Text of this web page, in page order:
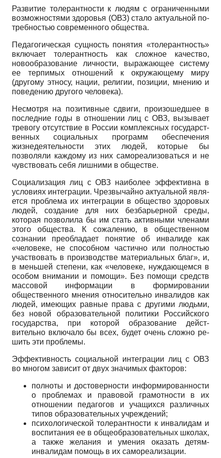
Развитие толерантности к людям с ограниченными
возможностями здоровья (ОВЗ) стало актуальной по­
требностью современного общества.
Педагогическая сущность понятия «толерант­ность»
включает толерантность как сложное качество,
новообразование личности, выражающее систему
ее терпимых отношений к окружающему миру
(другому этносу, нации, религии, позиции, мнению и
поведению другого человека).
Несмотря на позитивные сдвиги, произошедшее в
последние годы в отношении лиц с ОВЗ, вызывает
тревогу отсутствие в России комплексных государст­
венных социальных программ обеспечения
жизнедея­тельности этих людей, которые бы
позволяли каждому из них самореализоваться и не
чувствовать себя лиш­ними в обществе.
Социализация лиц с ОВЗ наиболее эффективна в
условиях интеграции. Чрезвычайно актуальной явля­
ется проблема их интеграции в общество здоровых
людей, создание для них безбарьерной среды,
которая позволила бы им стать активными членами
этого об­щества. К сожалению, в общественном
сознании пре­обладает понятие об инвалиде как
«человеке, не спо­собном частично или полностью
участвовать в произ­водстве материальных благ», и,
в меньшей степени, как «человеке, нуждающемся в
особом внимании и по­мощи». Без помощи средств
массовой информации в формировании
общественного мнения относительно инвалидов как
людей, имеющих равные права с други­ми людьми,
без новой образовательной политики Рос­сийского
государства, при которой образование дейст­
вительно включало бы всех, будет очень сложно ре­
шить эти проблемы.
Эффективность социальной интеграции лиц с ОВЗ
во многом зависит от двух значимых факто­ров:
полноты и достоверности информированности
о проблемах и правовой грамотности в их
отношении педагогов и учащихся различных
типов образователь­ных учреждений;
психологической толерантности к инвалидам и
воспитания ее в общеобразовательных школах,
а так­же желания и умения оказать детям-
инвалидам по­мощь в их самореализации.